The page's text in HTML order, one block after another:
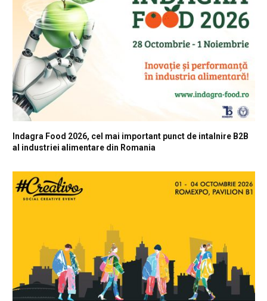
Indagra Food 2026, cel mai important punct de intalnire B2B
al industriei alimentare din Romania